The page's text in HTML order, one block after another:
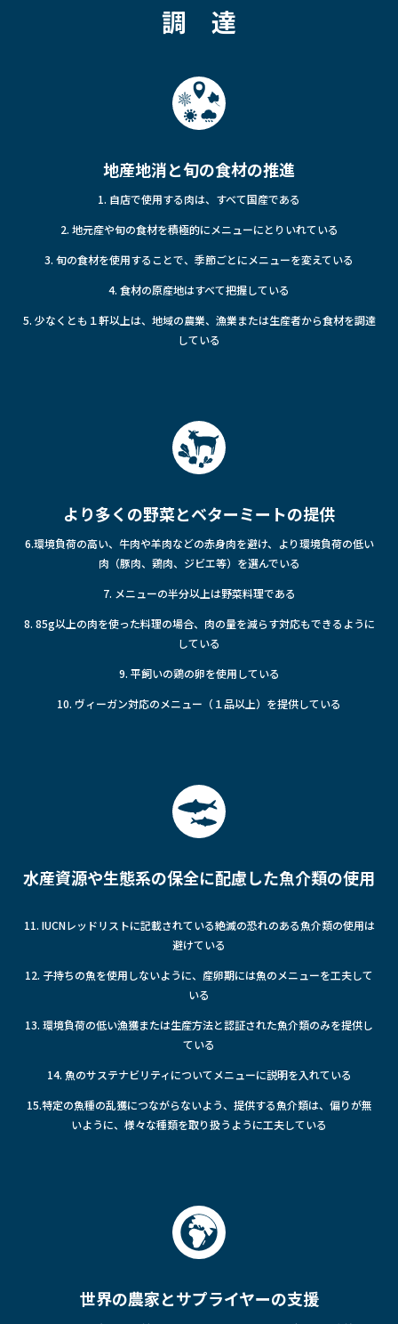
調 達
地産地消と旬の食材の推進
1. 自店で使用する肉は、すべて国産である
2. 地元産や旬の食材を積極的にメニューにとりいれている
3. 旬の食材を使用することで、季節ごとにメニューを変えている
4. 食材の原産地はすべて把握している
5. 少なくとも１軒以上は、地域の農業、漁業または生産者から食材を調達
している
より多くの野菜とベターミートの提供
6.環境負荷の高い、牛肉や羊肉などの赤身肉を避け、より環境負荷の低い
肉（豚肉、鶏肉、ジビエ等）を選んでいる
7. メニューの半分以上は野菜料理である
8. 85g以上の肉を使った料理の場合、肉の量を減らす対応もできるように
している
9. 平飼いの鶏の卵を使用している
10. ヴィーガン対応のメニュー（１品以上）を提供している
水産資源や生態系の保全に配慮した魚介類の使用
11. IUCNレッドリストに記載されている絶滅の恐れのある魚介類の使用は
避けている
12. 子持ちの魚を使用しないように、産卵期には魚のメニューを工夫して
いる
13. 環境負荷の低い漁獲または生産方法と認証された魚介類のみを提供し
ている
14. 魚のサステナビリティについてメニューに説明を入れている
15.特定の魚種の乱獲につながらないよう、提供する魚介類は、偏りが無
いように、様々な種類を取り扱うように工夫している
世界の農家とサプライヤーの支援